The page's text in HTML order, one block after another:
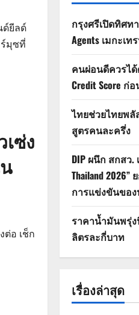
ด์ยีลด์
มุซที่
ซ่ง
อ เช็ก
กรุงศรีเปิดทิศท
Agents เมกะเ
คนผ่อนดีควรไ
Credit Score ก่
ไทยช่วยไทยพลั
สูตรคนละครึ่ง
DIP ผนึก สกสว.
Thailand
การแข่งขันของ
ราคาน้ำมันพรุ่ง
ลิตรละกี่บาท
เรื่องล่าสุด